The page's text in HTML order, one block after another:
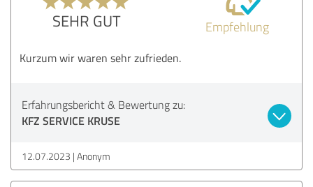
SEHR GUT Empfehlung
Kurzum wir waren sehr zufrieden.
Erfahrungsbericht & Bewertung zu:
KFZ SERVICE KRUSE
12.07.2023 Anonym